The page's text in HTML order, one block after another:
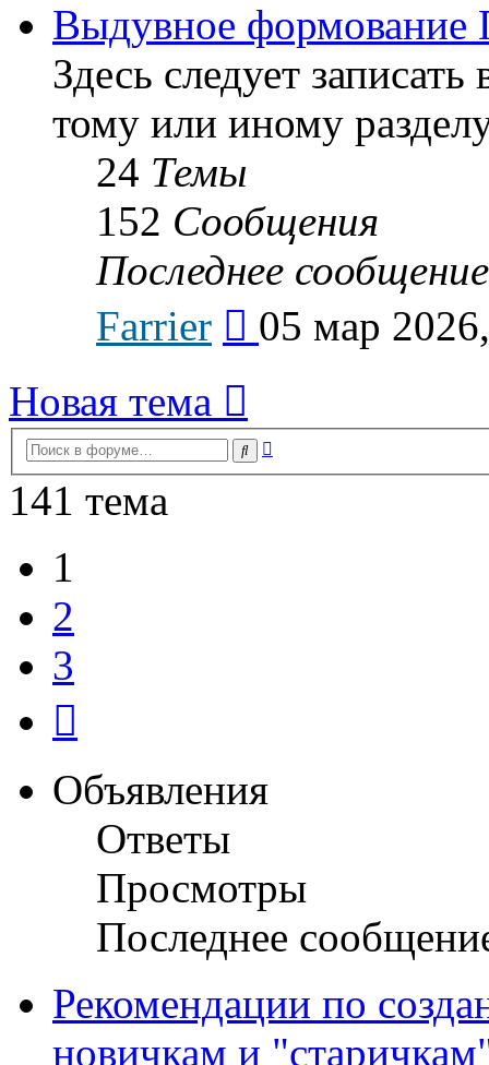
Выдувное формование
Здесь следует
тому или иному
24 Темы
152 Сообщения
Последнее сообщение
Farrier
последнему
05 мар
Новая тема
Поиск
141 тема
1
2
3
Объявления
Ответы
Просмотры
Последнее
Рекомендации по
новичкам и